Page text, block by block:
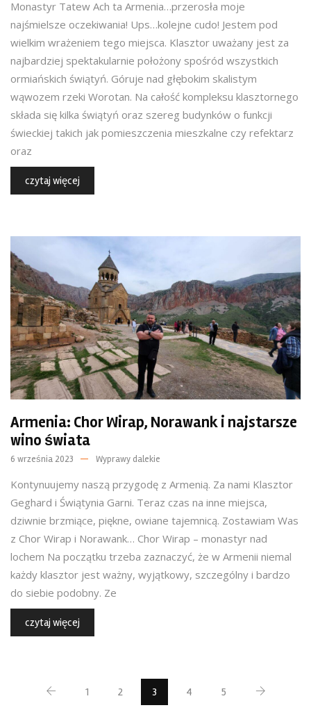
Monastyr Tatew Ach ta Armenia…przerosła moje
najśmielsze oczekiwania! Ups…kolejne cudo! Jestem pod
wielkim wrażeniem tego miejsca. Klasztor uważany jest za
najbardziej spektakularnie położony spośród wszystkich
ormiańskich świątyń. Góruje nad głębokim skalistym
wąwozem rzeki Worotan. Na całość kompleksu klasztornego
składa się kilka świątyń oraz szereg budynków o funkcji
świeckiej takich jak pomieszczenia mieszkalne czy refektarz
oraz
czytaj więcej
Armenia: Chor Wirap, Norawank i najstarsze
wino świata
6 września 2023 Wyprawy dalekie
Kontynuujemy naszą przygodę z Armenią. Za nami Klasztor
Geghard i Świątynia Garni. Teraz czas na inne miejsca,
dziwnie brzmiące, piękne, owiane tajemnicą. Zostawiam Was
z Chor Wirap i Norawank… Chor Wirap – monastyr nad
lochem Na początku trzeba zaznaczyć, że w Armenii niemal
każdy klasztor jest ważny, wyjątkowy, szczególny i bardzo
do siebie podobny. Ze
czytaj więcej
1 2 3 4 5